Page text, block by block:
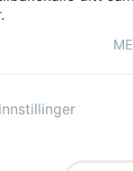
våre Allura-gulv.
største utvalget
den høyeste
Dryback
boliger og